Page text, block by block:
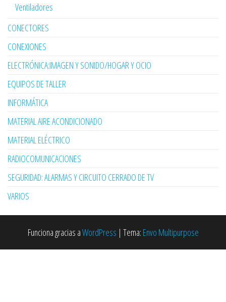
Ventiladores
CONECTORES
CONEXIONES
ELECTRÓNICA:IMAGEN Y SONIDO/HOGAR Y OCIO
EQUIPOS DE TALLER
INFORMÁTICA
MATERIAL AIRE ACONDICIONADO
MATERIAL ELÉCTRICO
RADIOCOMUNICACIONES
SEGURIDAD: ALARMAS Y CIRCUITO CERRADO DE TV
VARIOS
Funciona gracias aWordPress | Tema: Envo Multipurpose